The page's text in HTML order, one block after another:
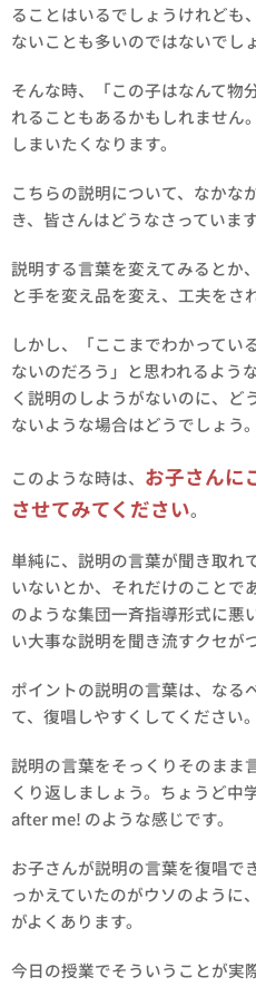
ることはいるでしょうけれども
ないことも多いのではないでし
そんな時、「この子はなんて物
れることもあるかもしれません
しまいたくなります。
こちらの説明について、なかな
き、皆さんはどうなさっていま
説明する言葉を変えてみるとか
と手を変え品を変え、工夫をさ
しかし、「ここまでわかってい
ないのだろう」と思われるよう
く説明のしようがないのに、ど
ないような場合はどうでしょう。
このような時は、 お子さんに
させてみてください。
単純に、説明の言葉が聞き取れ
いないとか、それだけのことで
のような集団一斉指導形式に悪
い大事な説明を聞き流すクセが
ポイントの説明の言葉は、なる
て、復唱しやすくしてください。
説明の言葉をそっくりそのまま
くり返しましょう。ちょうど中
after me! のような感じです。
お子さんが説明の言葉を復唱で
っかえていたのがウソのように
がよくあります。
今日の授業でそういうことが実